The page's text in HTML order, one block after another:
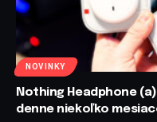
NOVINKY
Nothing Headphone
denne niekoľko